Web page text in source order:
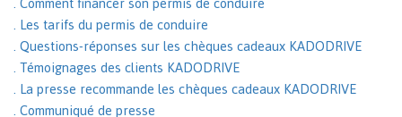
. Les tarifs du permis de conduire
. Questions-réponses sur les chèques cadeaux KADODRIVE
. Témoignages des clients KADODRIVE
. La presse recommande les chèques cadeaux KADODRIVE
. Communiqué de presse